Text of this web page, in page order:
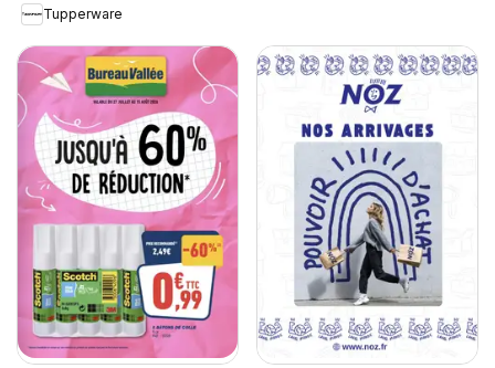
Tupperware